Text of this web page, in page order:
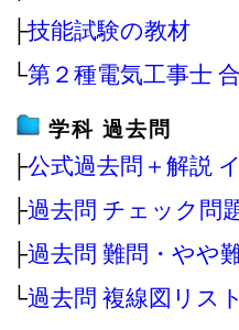
├技能試験の教材
└第２種電気工事士
学科 過去問
├公式過去問＋解説
├過去問 チェック問
├過去問 難問・やや
└過去問 複線図リスト